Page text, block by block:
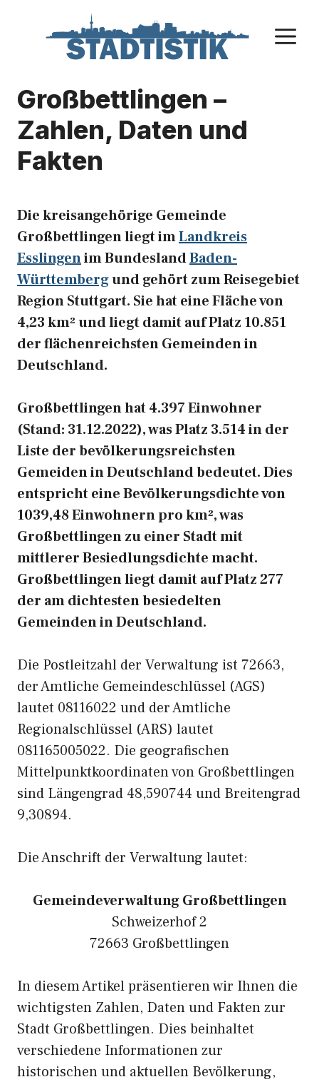
Großbettlingen –
Zahlen, Daten und
Fakten
Die kreisangehörige Gemeinde
Großbettlingen liegt imLandkreis
Esslingenim BundeslandBaden-
Württembergund gehört zum Reisegebiet
Region Stuttgart. Sie hat eine Fläche von
4,23 km² und liegt damit auf Platz 10.851
der flächenreichsten Gemeinden in
Deutschland.
Großbettlingen hat 4.397 Einwohner
(Stand: 31.12.2022), was Platz 3.514 in der
Liste der bevölkerungsreichsten
Gemeiden in Deutschland bedeutet. Dies
entspricht eine Bevölkerungsdichte von
1039,48 Einwohnern pro km², was
Großbettlingen zu einer Stadt mit
mittlerer Besiedlungsdichte macht.
Großbettlingen liegt damit auf Platz 277
der am dichtesten besiedelten
Gemeinden in Deutschland.
Die Postleitzahl der Verwaltung ist 72663,
der Amtliche Gemeindeschlüssel (AGS)
lautet 08116022 und der Amtliche
Regionalschlüssel (ARS) lautet
081165005022. Die geografischen
Mittelpunktkoordinaten von Großbettlingen
sind Längengrad 48,590744 und Breitengrad
9,30894.
Die Anschrift der Verwaltung lautet:
Gemeindeverwaltung Großbettlingen
Schweizerhof 2
72663 Großbettlingen
In diesem Artikel präsentieren wir Ihnen die
wichtigsten Zahlen, Daten und Fakten zur
Stadt Großbettlingen. Dies beinhaltet
verschiedene Informationen zur
historischen und aktuellen Bevölkerung,